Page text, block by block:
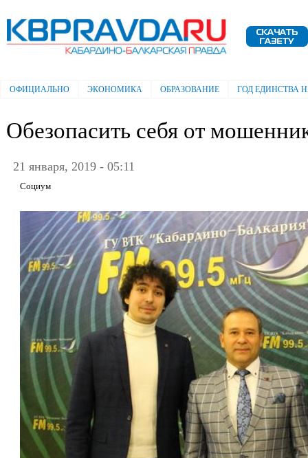
Электронная газета "Кабардино-
Балкарская правда"
Главное меню
ОФИЦИАЛЬНО ЭКОНОМИКА ОБРАЗОВАНИЕ ГОД ЕДИНСТВА
Обезопасить себя от
21 января, 2019 - 05:11
Социум